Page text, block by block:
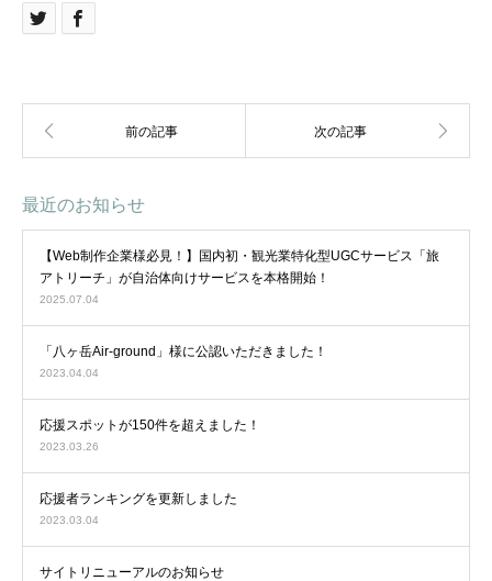
最近のお知らせ
【Web制作企業様必見！】国内初・観光業特化型UGCサービス「旅
アトリーチ」が自治体向けサービスを本格開始！
2025.07.04
「八ヶ岳Air-ground」様に公認いただきました！
2023.04.04
応援スポットが150件を超えました！
2023.03.26
応援者ランキングを更新しました
2023.03.04
サイトリニューアルのお知らせ